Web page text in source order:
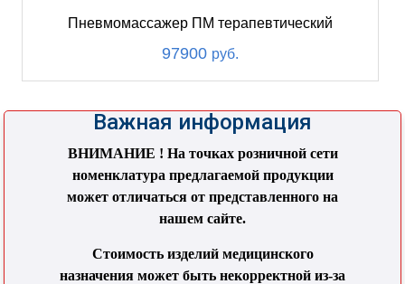
Пневмомассажер ПМ терапевтический
97900 руб.
Важная информация
ВНИМАНИЕ ! На точках розничной сети
номенклатура предлагаемой продукции
может отличаться от представленного на
нашем сайте.
Стоимость изделий медицинского
назначения может быть некорректной из-за